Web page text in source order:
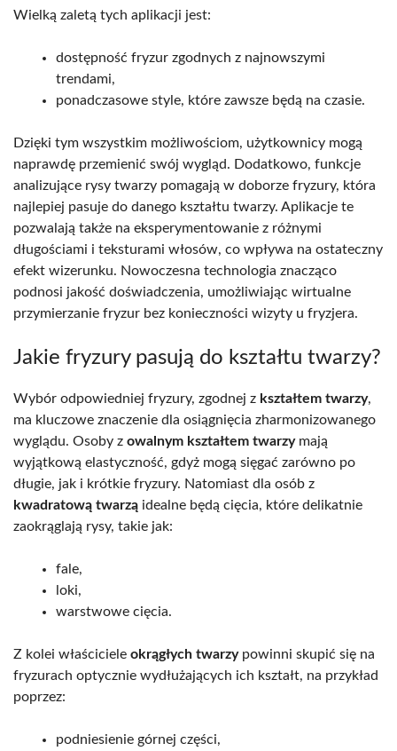
Wielką zaletą tych aplikacji jest:
dostępność fryzur zgodnych z najnowszymi
trendami,
ponadczasowe style, które zawsze będą na czasie.
Dzięki tym wszystkim możliwościom, użytkownicy mogą
naprawdę przemienić swój wygląd. Dodatkowo, funkcje
analizujące rysy twarzy pomagają w doborze fryzury, która
najlepiej pasuje do danego kształtu twarzy. Aplikacje te
pozwalają także na eksperymentowanie z różnymi
długościami i teksturami włosów, co wpływa na ostateczny
efekt wizerunku. Nowoczesna technologia znacząco
podnosi jakość doświadczenia, umożliwiając wirtualne
przymierzanie fryzur bez konieczności wizyty u fryzjera.
Jakie fryzury pasują do kształtu twarzy?
Wybór odpowiedniej fryzury, zgodnej z kształtem twarzy,
ma kluczowe znaczenie dla osiągnięcia zharmonizowanego
wyglądu. Osoby z owalnym kształtem twarzymają
wyjątkową elastyczność, gdyż mogą sięgać zarówno po
długie, jak i krótkie fryzury. Natomiast dla osób z
kwadratową twarzą idealne będą cięcia, które delikatnie
zaokrąglają rysy, takie jak:
fale,
loki,
warstwowe cięcia.
Z kolei właściciele okrągłych twarzypowinni skupić się na
fryzurach optycznie wydłużających ich kształt, na przykład
poprzez:
podniesienie górnej części,